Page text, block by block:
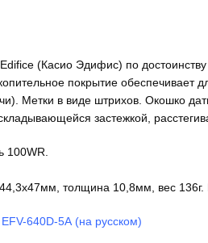
(Касио Эдифис) по
покрытие
Метки в виде штрихов. Окошко
застежкой,
100WR.
толщина 10,8мм, вес 136г.
640D-5A (на русском)